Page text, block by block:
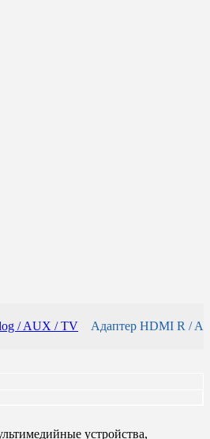
/ AUX / TV Адаптер HDMI R / A
устройства,